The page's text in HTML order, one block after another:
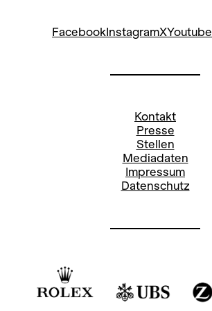
FacebookInstagramXYoutube
Kontakt
Presse
Stellen
Mediadaten
Impressum
Datenschutz